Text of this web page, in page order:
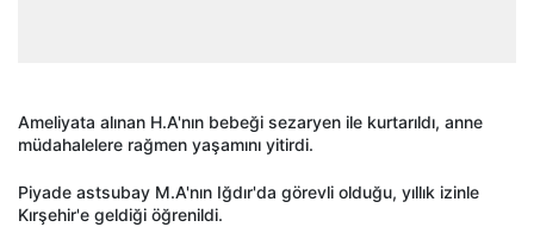
Ameliyata alınan H.A'nın bebeği sezaryen ile kurtarıldı, anne
müdahalelere rağmen yaşamını yitirdi.
Piyade astsubay M.A'nın Iğdır'da görevli olduğu, yıllık izinle
Kırşehir'e geldiği öğrenildi.